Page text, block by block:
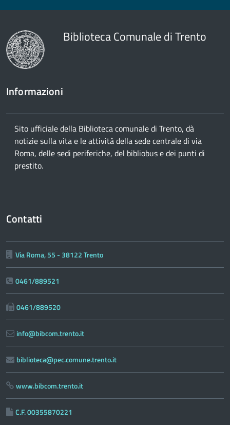
Biblioteca Comunale di Trento
Informazioni
Sito ufficiale della Biblioteca comunale di Trento, dà
notizie sulla vita e le attività della sede centrale di via
Roma, delle sedi periferiche, del bibliobus e dei punti di
prestito.
Contatti
Via Roma, 55 - 38122 Trento
0461/889521
0461/889520
info@bibcom.trento.it
biblioteca@pec.comune.trento.it
www.bibcom.trento.it
C.F. 00355870221